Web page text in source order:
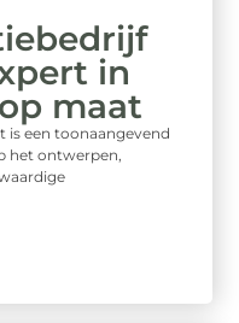
in
maat
is een toonaangevend
het ontwerpen,